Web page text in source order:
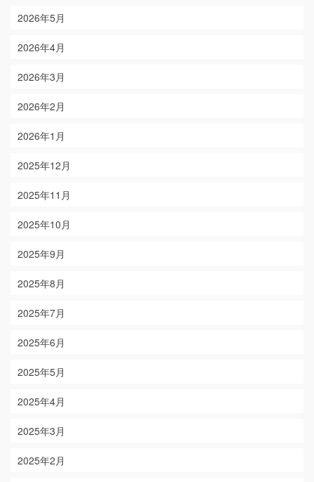
2026年5月
2026年4月
2026年3月
2026年2月
2026年1月
2025年12月
2025年11月
2025年10月
2025年9月
2025年8月
2025年7月
2025年6月
2025年5月
2025年4月
2025年3月
2025年2月